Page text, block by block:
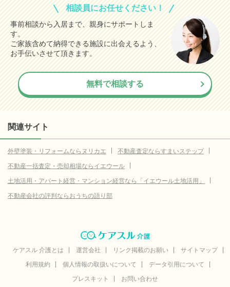
相談員にお任せください！
事前相談から入居まで、親身にサポートしま
す。
ご家族含めて納得できる施設に出会えるよう、
お手伝いさせて頂きます。
無料で相談する
関連サイト
外壁塗装・リフォームならヌリカエ
不動産査定ならすまいステップ
不動産一括査定・売却相場ならイエウール
土地活用・アパート経営・マンション経営なら「イエウール土地活用」
不動産会社の評判ならおうちの語り部
ケアスル 介護とは 運営会社 リンク掲載のお願い
サイトマップ
利用規約
個人情報の取扱いについて
データ引用について
プレスキット
お問い合わせ